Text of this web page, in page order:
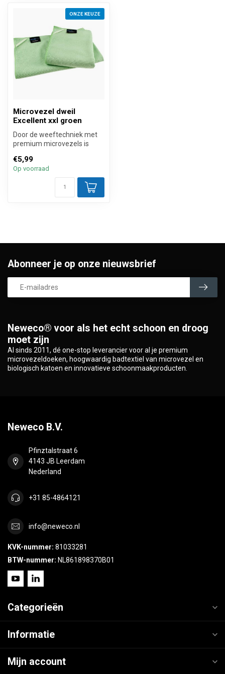
ONZE KEUZE
Microvezel dweil
Excellent xxl groen
Door de weeftechniek met
premium microvezels is
microvezel ...
€5,99
Op voorraad
Neweco® voor als het echt schoon en droog
moet zijn
Al sinds 2011, dé one-stop leverancier voor al je premium
microvezeldoeken, hoogwaardig badtextiel van microvezel en
biologisch katoen en innovatieve schoonmaakproducten.
Abonneer je op onze nieuwsbrief
Neweco B.V.
Pfinztalstraat 6
4143 JB Leerdam
Nederland
+31 85-4864121
info@neweco.nl
KVK-nummer: 81033281
BTW-nummer: NL861898370B01
Categorieën
Informatie
Mijn account